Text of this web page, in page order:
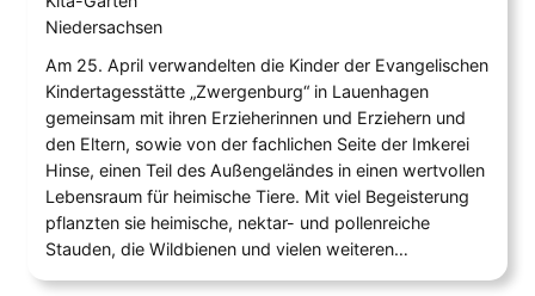
Niedersachsen
Am 25. April verwandelten die Kinder der Evangelischen
Kindertagesstätte „Zwergenburg“ in Lauenhagen
gemeinsam mit ihren Erzieherinnen und Erziehern und
den Eltern, sowie von der fachlichen Seite der Imkerei
Hinse, einen Teil des Außengeländes in einen wertvollen
Lebensraum für heimische Tiere. Mit viel Begeisterung
pflanzten sie heimische, nektar- und pollenreiche
Stauden, die Wildbienen und vielen weiteren…